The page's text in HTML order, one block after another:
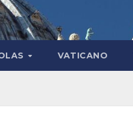
VATICANO